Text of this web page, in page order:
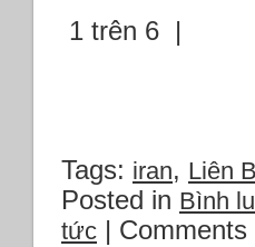
1 trên 6 |
Tags: iran, Liên
Posted in Bình
tức | Comments